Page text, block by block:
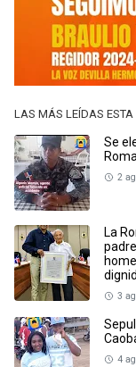
LAS MÁS LEÍDAS
Se
2
La
3
4